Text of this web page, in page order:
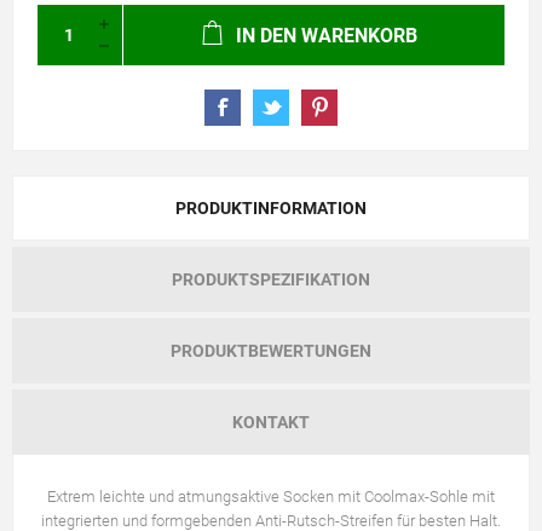
IN DEN WARENKORB
PRODUKTINFORMATION
PRODUKTSPEZIFIKATION
PRODUKTBEWERTUNGEN
KONTAKT
Extrem leichte und atmungsaktive Socken mit Coolmax-Sohle mit
integrierten und formgebenden Anti-Rutsch-Streifen für besten Halt.